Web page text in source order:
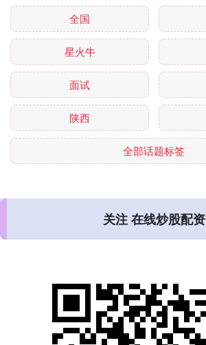
全国
星火牛
面试
陕西
全部话题标签
关注 在线炒股配资